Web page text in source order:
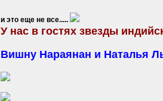
и это еще не все.....
У нас в гостях звезды
Вишну Нараянан и Наталья